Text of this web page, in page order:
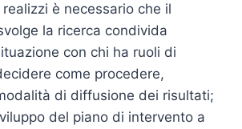
è necessario che il
la ricerca condivida
con chi ha ruoli di
come procedere,
di diffusione dei risultati;
del piano di intervento a